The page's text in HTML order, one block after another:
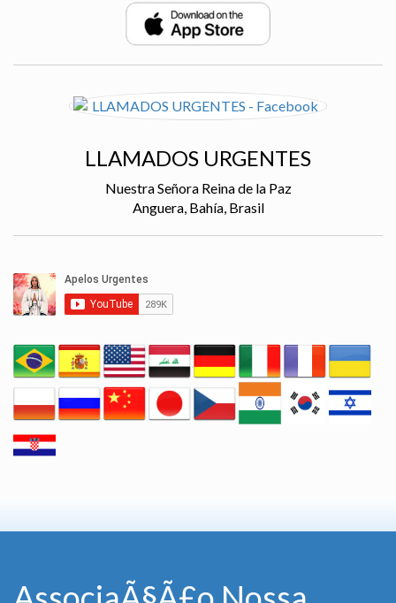
LLAMADOS URGENTES
Nuestra Señora Reina de la Paz
Anguera, Bahía, Brasil